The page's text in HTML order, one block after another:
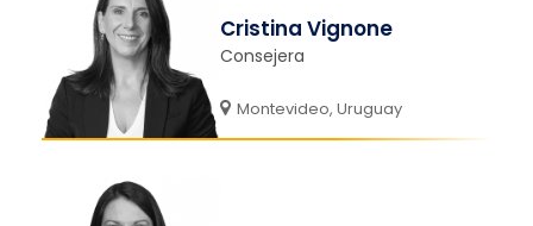
Cristina Vignone
Consejera
Montevideo, Uruguay